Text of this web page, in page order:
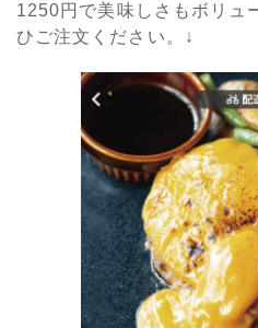
1250円で美味しさもボリュ
ひご注文ください。↓